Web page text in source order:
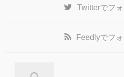
Twitterでフ
Feedlyでフ